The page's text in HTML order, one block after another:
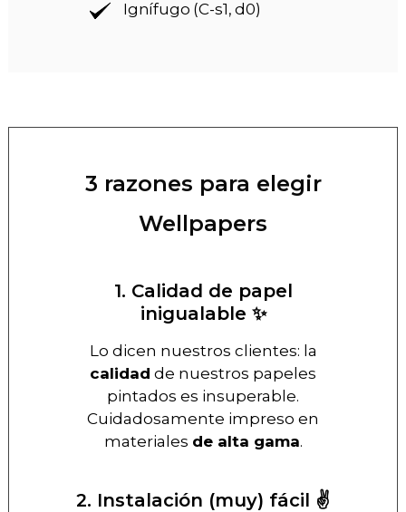
Ignífugo (C-s1, d0)
3 razones para elegir
Wellpapers
1. Calidad de papel
inigualable ✨
Lo dicen nuestros clientes: la
calidad de nuestros papeles
pintados es insuperable.
Cuidadosamente impreso en
materiales de alta gama.
2. Instalación (muy) fácil ✌️